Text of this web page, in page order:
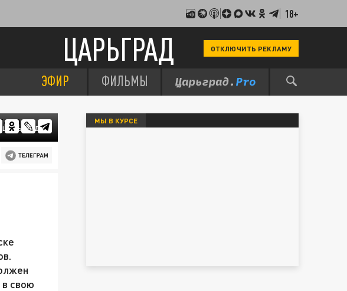
18+
ЦАРЬГРАД ОТКЛЮЧИТЬ РЕКЛАМУ
ЭФИР ФИЛЬМЫ
свою
МЫ В КУРСЕ